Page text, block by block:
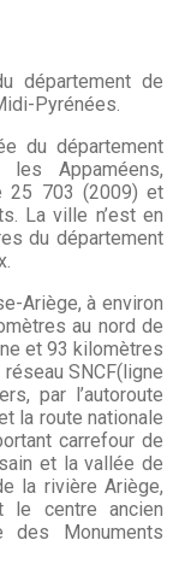
département de
Pyrénées.
du département
Appaméens,
25 703 (2009) et
La ville n’est en
du département
Ariège, à environ
au nord de
et 93 kilomètres
SNCF(ligne
par l’autoroute
la route nationale
carrefour de
et la vallée de
la rivière Ariège,
le centre ancien
Monuments